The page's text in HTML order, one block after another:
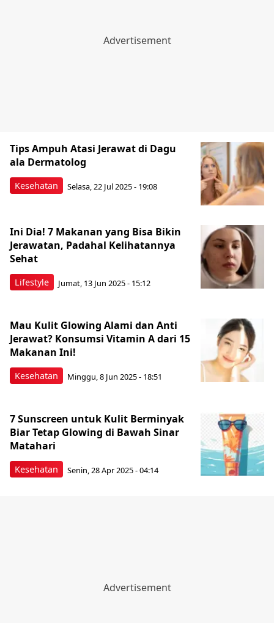
Kesehatan
Tips Ampuh Atasi Jerawat di Dagu
ala Dermatolog
Selasa, 22 Jul 2025 - 19:08
Lifestyle
Ini Dia! 7 Makanan yang Bisa Bikin
Jerawatan, Padahal Kelihatannya
Sehat
Jumat, 13 Jun 2025 - 15:12
Kesehatan
Mau Kulit Glowing Alami dan Anti
Jerawat? Konsumsi Vitamin A dari 15
Makanan Ini!
Minggu, 8 Jun 2025 - 18:51
Kesehatan
7 Sunscreen untuk Kulit Berminyak
Biar Tetap Glowing di Bawah Sinar
Matahari
Senin, 28 Apr 2025 - 04:14